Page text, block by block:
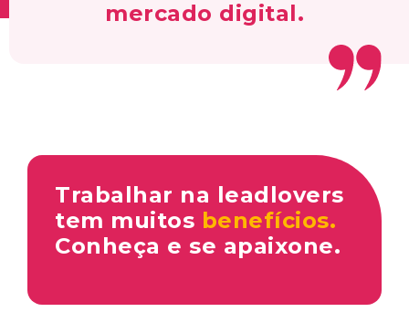
mercado digital.
Trabalhar na leadlovers
tem muitos benefícios.
Conheça e se apaixone.